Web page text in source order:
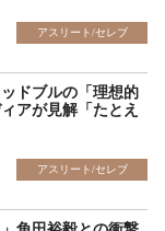
アスリート/セレブ
ドブルの「理想的
アが見解「たとえ
アスリート/セレブ